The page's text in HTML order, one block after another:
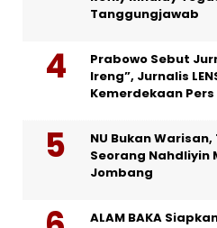
Tanggungjawab
Prabowo Sebut
Ireng”, Jurnalis
Kemerdekaan Pers
NU Bukan
Seorang Nahdliyin
Jombang
ALAM BAKA